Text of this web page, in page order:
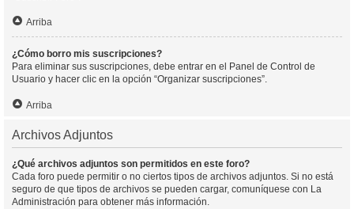
Arriba
¿Cómo borro mis suscripciones?
Para eliminar sus suscripciones, debe entrar en el Panel de Control de
Usuario y hacer clic en la opción “Organizar suscripciones”.
Arriba
Archivos Adjuntos
¿Qué archivos adjuntos son permitidos en este foro?
Cada foro puede permitir o no ciertos tipos de archivos adjuntos. Si no está
seguro de que tipos de archivos se pueden cargar, comuníquese con La
Administración para obtener más información.